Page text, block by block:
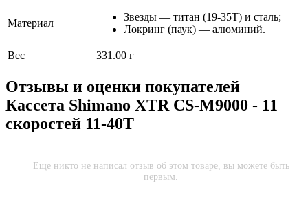
Материал
Звезды — титан (19-35Т) и сталь;
Локринг (паук) — алюминий.
Вес 331.00 г
Отзывы и оценки покупателей
Кассета Shimano XTR CS-M9000 - 11
скоростей 11-40Т
Еще никто не написал отзыв об этом товаре, вы можете быть
первым.